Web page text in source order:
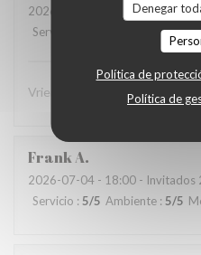
Denegar
Política de
Política de
2026-07-04
- 12:30 - Invitados
Servicio
:5/5
Vriendelijk personeel en goed
FrankA
2026-07-04 - 18:00 - Invitados
Servicio : 5/5 Ambiente : 5/5